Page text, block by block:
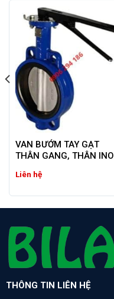
VAN BƯỚM TAY GẠT
THÂN GANG, THÂN
Liên hệ
THÔNG TIN LIÊN HỆ